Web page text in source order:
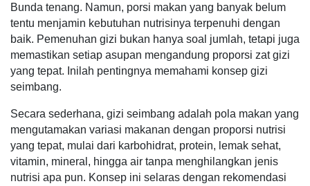
Bunda tenang. Namun, porsi makan yang banyak belum
tentu menjamin kebutuhan nutrisinya terpenuhi dengan
baik. Pemenuhan gizi bukan hanya soal jumlah, tetapi juga
memastikan setiap asupan mengandung proporsi zat gizi
yang tepat. Inilah pentingnya memahami konsep gizi
seimbang.
Secara sederhana, gizi seimbang adalah pola makan yang
mengutamakan variasi makanan dengan proporsi nutrisi
yang tepat, mulai dari karbohidrat, protein, lemak sehat,
vitamin, mineral, hingga air tanpa menghilangkan jenis
nutrisi apa pun. Konsep ini selaras dengan rekomendasi